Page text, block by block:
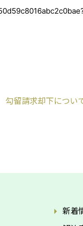
勾留請求却下につい
新着